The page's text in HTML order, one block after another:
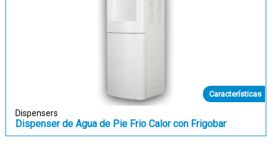
Características
Dispensers
Dispenser de Agua de Pie Frio Calor con Frigobar